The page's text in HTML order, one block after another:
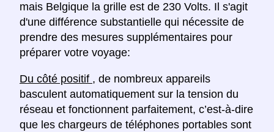
mais Belgique la grille est de 230 Volts. Il s'agit
d'une différence substantielle qui nécessite de
prendre des mesures supplémentaires pour
préparer votre voyage:
Du côté positif , de nombreux appareils
basculent automatiquement sur la tension du
réseau et fonctionnent parfaitement, c’est-à-dire
que les chargeurs de téléphones portables sont